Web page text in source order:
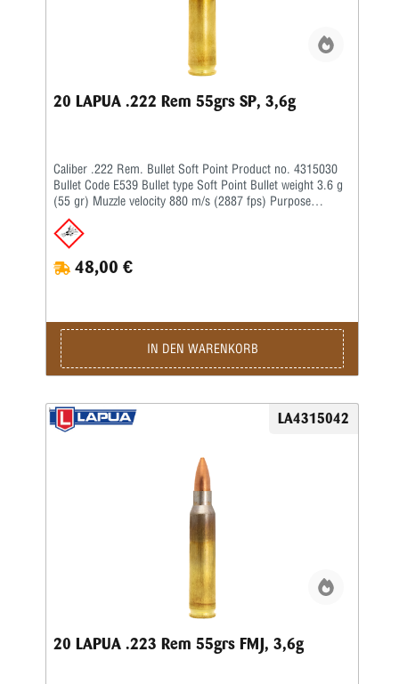
20 LAPUA .222 Rem 55grs SP, 3,6g
Caliber .222 Rem. Bullet Soft Point Product no. 4315030
Bullet Code E539 Bullet type Soft Point Bullet weight 3.6 g
(55 gr) Muzzle velocity 880 m/s (2887 fps) Purpose
48,00 €
IN DEN WARENKORB
LA4315042
20 LAPUA .223 Rem 55grs FMJ, 3,6g